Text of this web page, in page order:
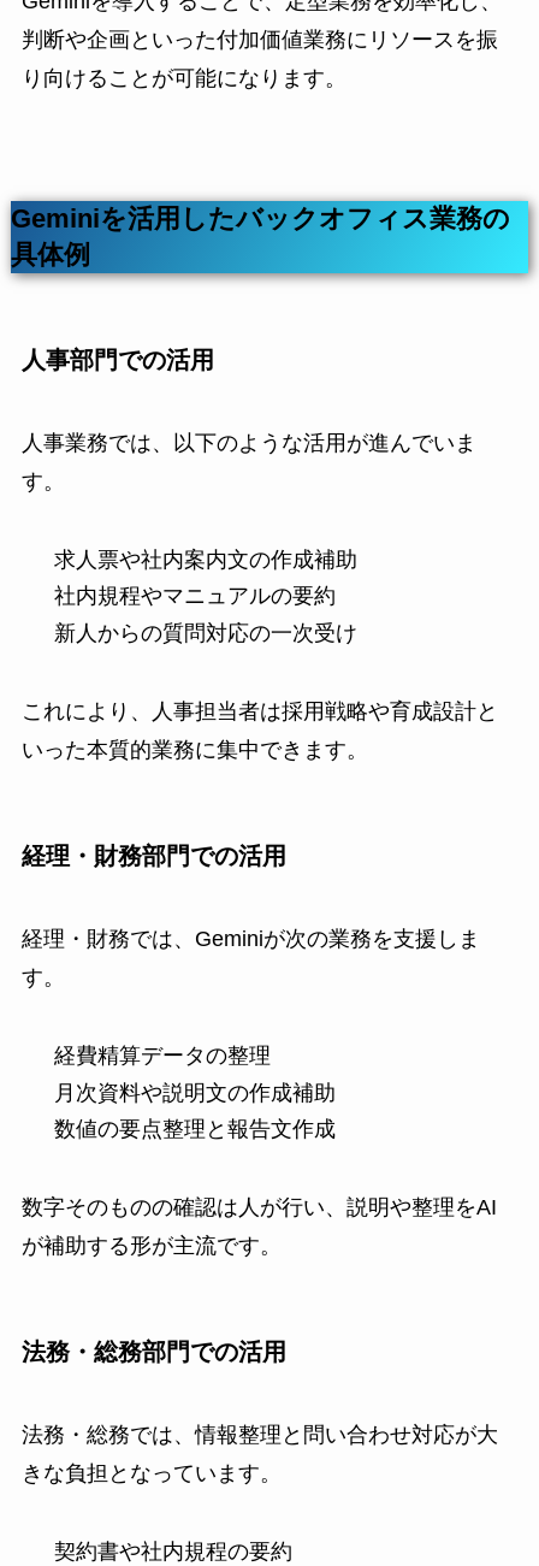
判断や企画といった付加価値業務にリソースを振
り向けることが可能になります。
Geminiを活用したバックオフィス業務の
具体例
人事部門での活用
人事業務では、以下のような活用が進んでいま
す。
求人票や社内案内文の作成補助
社内規程やマニュアルの要約
新人からの質問対応の一次受け
これにより、人事担当者は採用戦略や育成設計と
いった本質的業務に集中できます。
経理・財務部門での活用
経理・財務では、Geminiが次の業務を支援しま
す。
経費精算データの整理
月次資料や説明文の作成補助
数値の要点整理と報告文作成
数字そのものの確認は人が行い、説明や整理をAI
が補助する形が主流です。
法務・総務部門での活用
法務・総務では、情報整理と問い合わせ対応が大
きな負担となっています。
契約書や社内規程の要約